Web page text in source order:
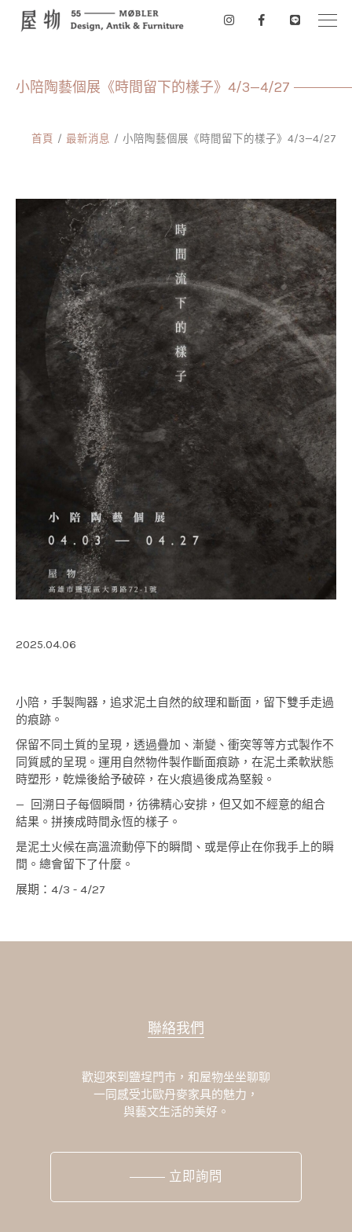
小陪陶藝個展《時間留下的樣子》4/3—4/27
首頁 最新消息 小陪陶藝個展《時間留下的樣子》4/3—4/27
2025.04.06
小陪，手製陶器，追求泥土自然的紋理和斷面，留下雙手走過
的痕跡。
保留不同土質的呈現，透過疊加、漸變、衝突等等方式製作不
同質感的呈現。運用自然物件製作斷面痕跡，在泥土柔軟狀態
時塑形，乾燥後給予破碎，在火痕過後成為堅毅。
— 回溯日子每個瞬間，彷彿精心安排，但又如不經意的組合
結果。拼揍成時間永恆的樣子。
是泥土火候在高溫流動停下的瞬間、或是停止在你我手上的瞬
間。總會留下了什麼。
展期：4/3 - 4/27
聯絡我們
歡迎來到鹽埕門市，和屋物坐坐聊聊
一同感受北歐丹麥家具的魅力，
與藝文生活的美好。
立即詢問